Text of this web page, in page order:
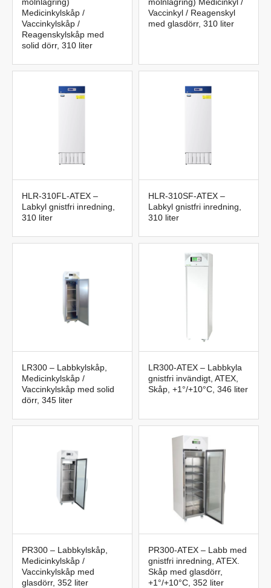
molnlagring)
Medicinkylskåp /
Vaccinkylskåp /
Reagenskylskåp med
solid dörr, 310 liter
molnlagring) Medicinkyl /
Vaccinkyl / Reagenskyl
med glasdörr, 310 liter
HLR-310FL-ATEX –
Labkyl gnistfri inredning,
310 liter
HLR-310SF-ATEX –
Labkyl gnistfri inredning,
310 liter
LR300 – Labbkylskåp,
Medicinkylskåp /
Vaccinkylskåp med solid
dörr, 345 liter
LR300-ATEX – Labbkyla
gnistfri invändigt, ATEX,
Skåp, +1°/+10°C, 346 liter
PR300 – Labbkylskåp,
Medicinkylskåp /
Vaccinkylskåp med
glasdörr, 352 liter
PR300-ATEX – Labb med
gnistfri inredning, ATEX.
Skåp med glasdörr,
+1°/+10°C, 352 liter